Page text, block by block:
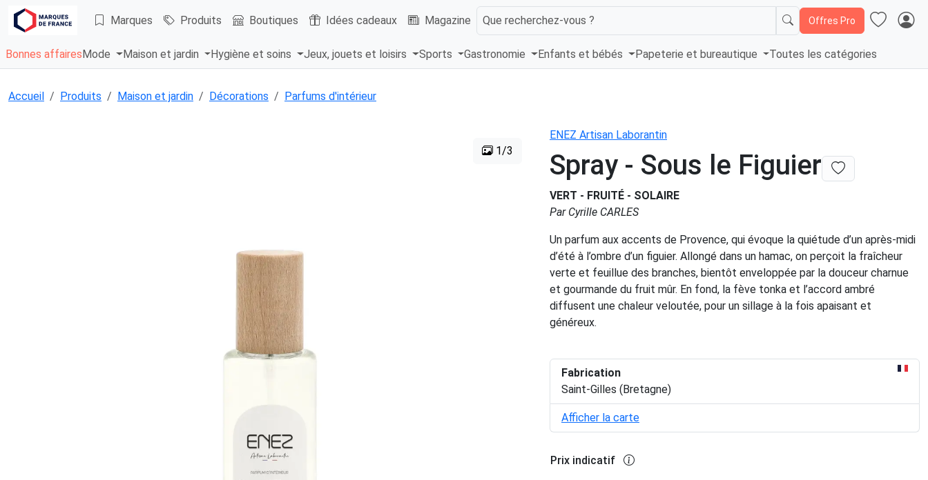
Marques Produits Boutiques Idées cadeaux Magazine Que recherchez-vous ? Offres Pro
Bonnes affaires Mode Maison et jardin Hygiène et soins Jeux, jouets et loisirs Sports Gastronomie Enfants et bébés Papeterie et bureautique Toutes les catégories
Accueil Produits Maison et jardin Décorations Parfums d'intérieur
1/3
ENEZ Artisan Laborantin
Spray - Sous le Figuier
VERT - FRUITÉ - SOLAIRE
Par Cyrille CARLES
Un parfum aux accents de Provence, qui évoque la quiétude d’un après-midi
d’été à l’ombre d’un figuier. Allongé dans un hamac, on perçoit la fraîcheur
verte et feuillue des branches, bientôt enveloppée par la douceur charnue
et gourmande du fruit mûr. En fond, la fève tonka et l’accord ambré
diffusent une chaleur veloutée, pour un sillage à la fois apaisant et
généreux.
Fabrication
Saint-Gilles (Bretagne)
Afficher la carte
Prix indicatif